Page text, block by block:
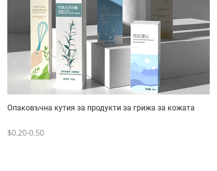
Опаковъчна кутия за продукти за грижа за кожата
$0.20-0.50